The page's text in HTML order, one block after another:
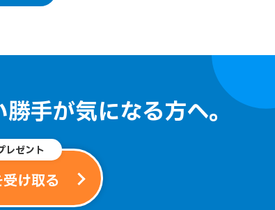
手が気になる方へ。
レゼント
け取る